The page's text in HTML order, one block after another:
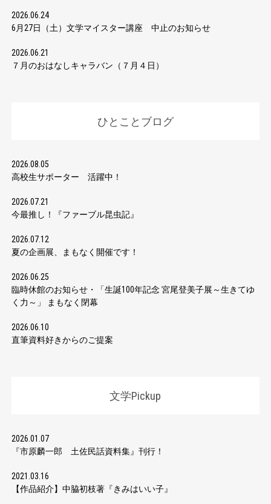
2026.06.24
6月27日（土）文学マイスター講座 中止のお知らせ
2026.06.21
７月のおはなしキャラバン（７月４日）
ひとことブログ
2026.08.05
高校生サポーター 活躍中！
2026.07.21
今最推し！『ファーブル昆虫記』
2026.07.12
夏の企画展、まもなく開催です！
2026.06.25
臨時休館のお知らせ・「生誕100年記念 宮尾登美子展～生きてゆ
く力～」 まもなく閉幕
2026.06.10
直筆資料好きからのご提案
文学Pickup
2026.01.07
『市原麟一郎 土佐民話資料集』刊行！
2021.03.16
【作品紹介】中脇初枝著『きみはいい子』